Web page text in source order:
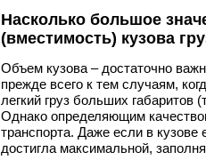
Насколько большое
(вместимость) кузова
Объем кузова – достаточно
прежде всего к тем случаям,
легкий груз больших
Однако определяющим
транспорта. Даже если в
достигла максимальной,